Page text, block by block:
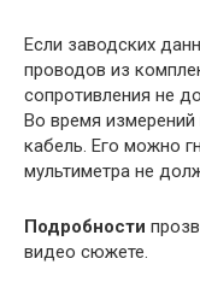
Если заводских
проводов из
сопротивления не
Во время измерений
кабель. Его можно
мультиметра не
Подробности
видео сюжете.